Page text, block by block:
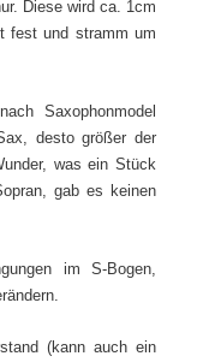
Diese wird ca. 1cm
fest und stramm um
Saxophonmodel
desto größer der
was ein Stück
gab es keinen
im S-Bogen,
(kann auch ein